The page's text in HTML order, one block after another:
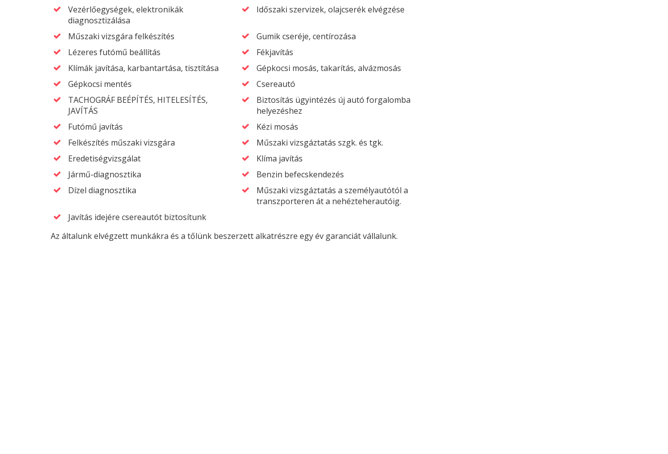
Vezérlőegységek, elektronikák
diagnosztizálása
Időszaki szervizek, olajcserék elvégzése
Műszaki vizsgára felkészítés
Gumik cseréje, centírozása
Lézeres futómű beállítás
Fékjavítás
Klímák javítása, karbantartása, tisztítása
Gépkocsi mosás, takarítás, alvázmosás
Gépkocsi mentés
Csereautó
TACHOGRÁF BEÉPÍTÉS, HITELESÍTÉS,
JAVÍTÁS
Biztosítás ügyintézés új autó forgalomba
helyezéshez
Futómű javítás
Kézi mosás
Felkészítés műszaki vizsgára
Műszaki vizsgáztatás szgk. és tgk.
Eredetiségvizsgálat
Klíma javítás
Jármű-diagnosztika
Benzin befecskendezés
Dízel diagnosztika
Műszaki vizsgáztatás a személyautótól a
transzporteren át a nehézteherautóig.
Javítás idejére csereautót biztosítunk
Az általunk elvégzett munkákra és a tőlünk beszerzett alkatrészre egy év garanciát vállalunk.